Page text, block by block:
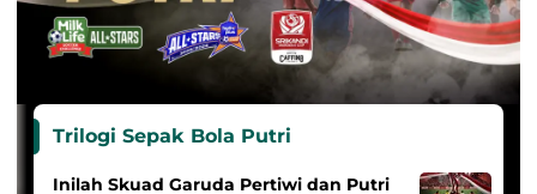
Trilogi Sepak Bola Putri
Inilah Skuad Garuda Pertiwi dan Putri